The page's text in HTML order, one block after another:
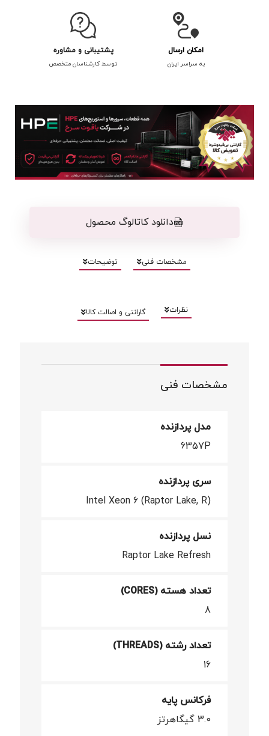
امکان ارسال
به سراسر ایران
پشتیبانی و مشاوره
توسط کارشناسان متخصص
دانلود کاتالوگ محصول
مشخصات فنی توضیحات
نظرات گارانتی و اصالت کالا
مشخصات فنی
مدل پردازنده
6357P
سری پردازنده
Intel Xeon 6 (Raptor Lake, R)
نسل پردازنده
Raptor Lake Refresh
تعداد هسته (CORES)
8
تعداد رشته (THREADS)
16
فرکانس پایه
3.0 گیگاهرتز